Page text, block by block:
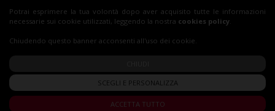
Cookie Policy|Accessibilità Digitale
Potrai esprimere la tua volontà dopo aver acquisito tutte le informazioni
necessarie sui cookie utilizzati, leggendo la nostra cookies policy.
Chiudendo questo banner acconsenti all'uso dei cookie.
SCEGLI E PERSONALIZZA
ACCETTA TUTTO